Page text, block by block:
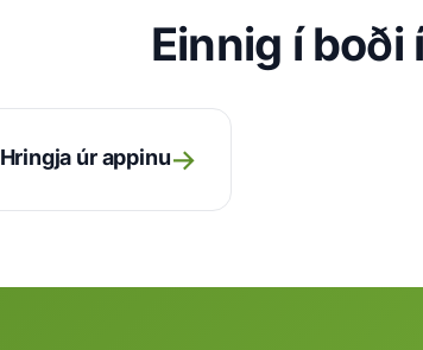
Einnig í boði
Hringja úr appinu→